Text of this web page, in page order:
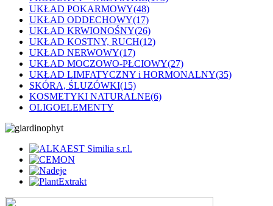
UKŁAD POKARMOWY(48)
UKŁAD ODDECHOWY(17)
UKŁAD KRWIONOŚNY(26)
UKŁAD KOSTNY, RUCH(12)
UKŁAD NERWOWY(17)
UKŁAD MOCZOWO-PŁCIOWY(27)
UKŁAD LIMFATYCZNY i HORMONALNY(35)
SKÓRA, ŚLUZÓWKI(15)
KOSMETYKI NATURALNE(6)
OLIGOELEMENTY